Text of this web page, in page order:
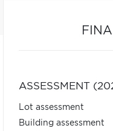
ASSESSMENT
Lot assessment
Building assessment